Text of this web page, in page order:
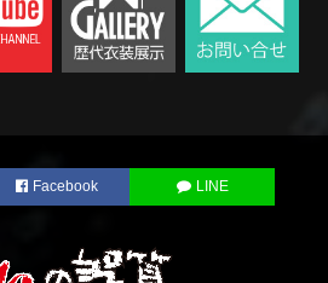
Facebook LINE